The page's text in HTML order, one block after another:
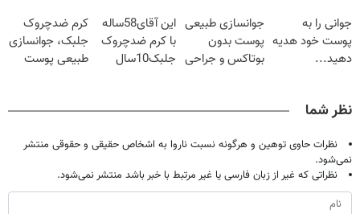
شدی🔥
تخفیف سفارش
فوری)
جوانی را به
پوست خود هدیه
دهید...
جوانسازی طبیعی
پوست بدون
بوتاکس و جراحی
این آقای58ساله
با کرم ضدچروک
جلبک10سال
تخفیف)
کرم ضدچروک
جلبک، جوانسازی
طبیعی پوست
نظر شما
نظرات حاوی توهین و هرگونه نسبت ناروا به اشخاص حقیقی و حقوقی منتشر
نمی‌شود.
نظراتی که غیر از زبان فارسی یا غیر مرتبط با خبر باشد منتشر نمی‌شود.